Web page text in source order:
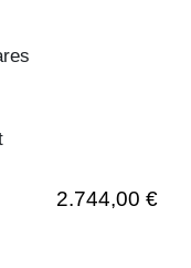
2.744,00 €